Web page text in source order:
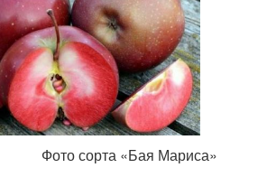
«Бая Мариса»